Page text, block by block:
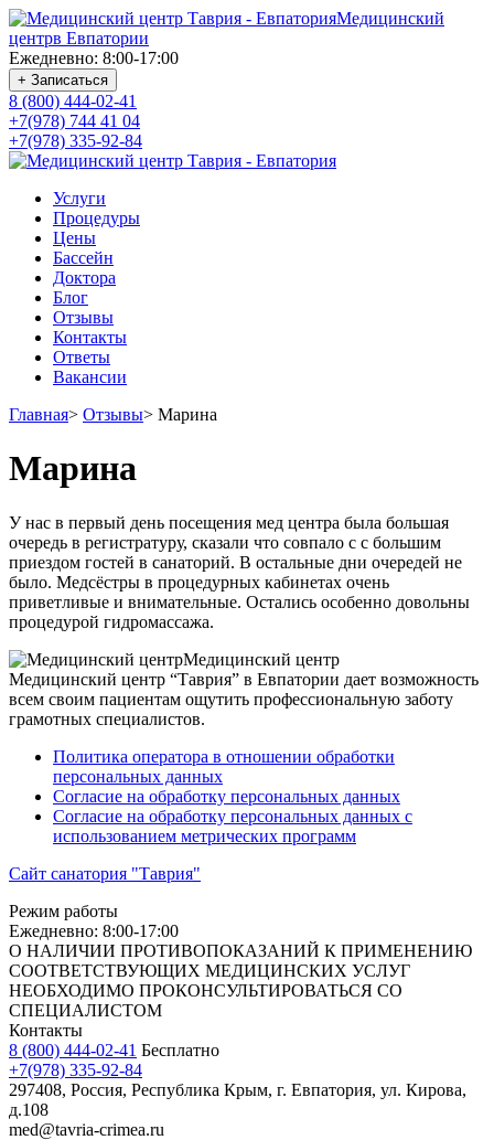
Медицинский
центрв Евпатории
Ежедневно: 8:00-17:00
+ Записаться
8 (800) 444-02-41
+7(978) 744 41 04
+7(978) 335-92-84
Услуги
Процедуры
Цены
Бассейн
Доктора
Блог
Отзывы
Контакты
Ответы
Вакансии
Главная> Отзывы> Марина
Марина
У нас в первый день посещения мед центра была большая
очередь в регистратуру, сказали что совпало с с большим
приездом гостей в санаторий. В остальные дни очередей не
было. Медсёстры в процедурных кабинетах очень
приветливые и внимательные. Остались особенно довольны
процедурой гидромассажа.
Медицинский центр
Медицинский центр “Таврия” в Евпатории дает возможность
всем своим пациентам ощутить профессиональную заботу
грамотных специалистов.
Политика оператора в отношении обработки
персональных данных
Согласие на обработку персональных данных
Согласие на обработку персональных данных с
использованием метрических программ
Сайт санатория "Таврия"
Режим работы
Ежедневно: 8:00-17:00
О НАЛИЧИИ ПРОТИВОПОКАЗАНИЙ К ПРИМЕНЕНИЮ
СООТВЕТСТВУЮЩИХ МЕДИЦИНСКИХ УСЛУГ
НЕОБХОДИМО ПРОКОНСУЛЬТИРОВАТЬСЯ СО
СПЕЦИАЛИСТОМ
Контакты
8 (800) 444-02-41 Бесплатно
+7(978) 335-92-84
297408, Россия, Республика Крым, г. Евпатория, ул. Кирова,
д.108
med@tavria-crimea.ru